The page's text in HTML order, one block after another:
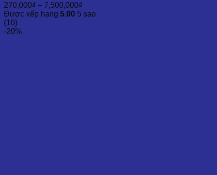
270,000₫ – 7,500,000₫
giá:
Được xếp hạng 5.00 5 sao
(10)
-20%